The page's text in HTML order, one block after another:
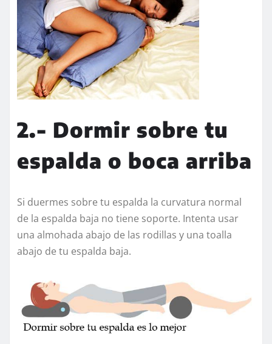
2.- Dormir sobre tu
espalda o boca arriba
Si duermes sobre tu espalda la curvatura normal
de la espalda baja no tiene soporte. Intenta usar
una almohada abajo de las rodillas y una toalla
abajo de tu espalda baja.